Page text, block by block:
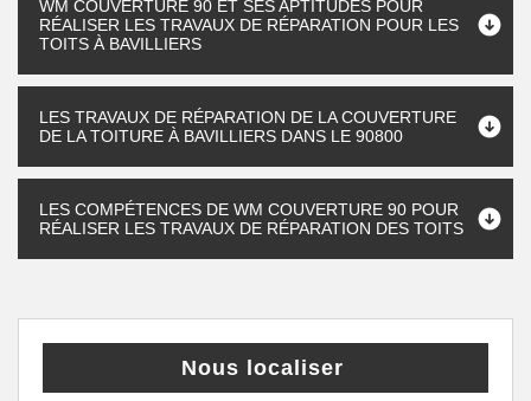
WM COUVERTURE 90 ET SES APTITUDES POUR
RÉALISER LES TRAVAUX DE RÉPARATION POUR LES
TOITS À BAVILLIERS
LES TRAVAUX DE RÉPARATION DE LA COUVERTURE
DE LA TOITURE À BAVILLIERS DANS LE 90800
LES COMPÉTENCES DE WM COUVERTURE 90 POUR
RÉALISER LES TRAVAUX DE RÉPARATION DES TOITS
Nous localiser